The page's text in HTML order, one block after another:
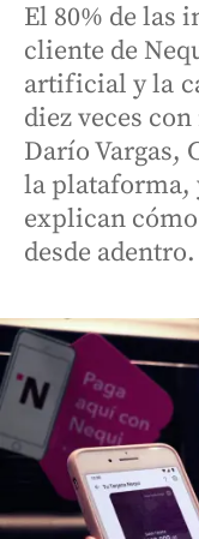
El 80% de las
cliente de
artificial y la
diez veces
Darío Vargas,
la plataforma,
explican
desde adentro.